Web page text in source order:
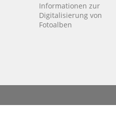
Informationen zur
Digitalisierung von
Fotoalben